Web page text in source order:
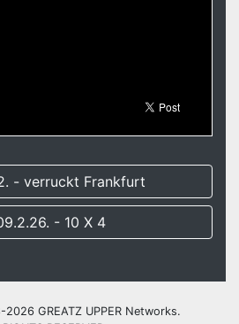
- verruckt Frankfurt
- 10 X 4
GREATZ UPPER Networks.